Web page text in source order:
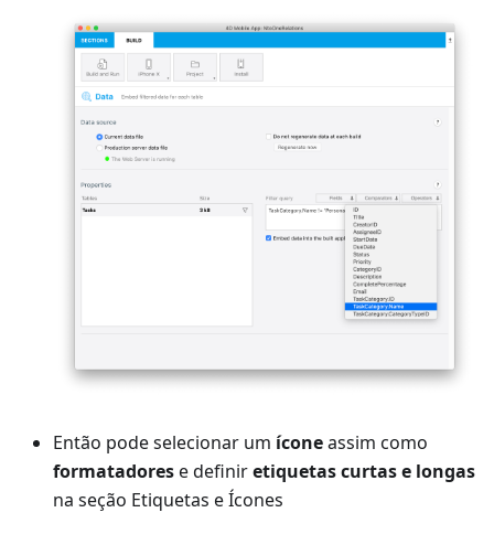
Então pode selecionar um íconeassim como
formatadorese definiretiquetas curtas e longas
na seção Etiquetas e Ícones